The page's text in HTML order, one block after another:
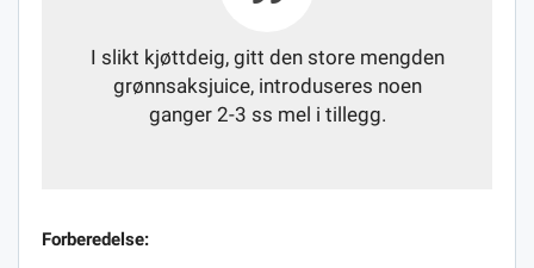
I slikt kjøttdeig, gitt den store mengden
grønnsaksjuice, introduseres noen
ganger 2-3 ss mel i tillegg.
Forberedelse: